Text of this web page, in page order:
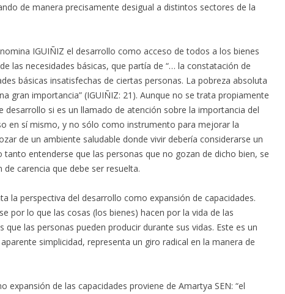
de manera precisamente desigual a distintos sectores de la
IGUIÑIZ el desarrollo como acceso de todos a los bienes
las necesidades básicas, que partía de “… la constatación de
básicas insatisfechas de ciertas personas. La pobreza absoluta
gran importancia” (IGUIÑIZ: 21). Aunque no se trata propiamente
desarrollo si es un llamado de atención sobre la importancia del
en sí mismo, y no sólo como instrumento para mejorar la
de un ambiente saludable donde vivir debería considerarse un
tanto entenderse que las personas que no gozan de dicho bien, se
carencia que debe ser resuelta.
la perspectiva del desarrollo como expansión de capacidades.
por lo que las cosas (los bienes) hacen por la vida de las
que las personas pueden producir durante sus vidas. Este es un
simplicidad, representa un giro radical en la manera de
expansión de las capacidades proviene de Amartya SEN: “el